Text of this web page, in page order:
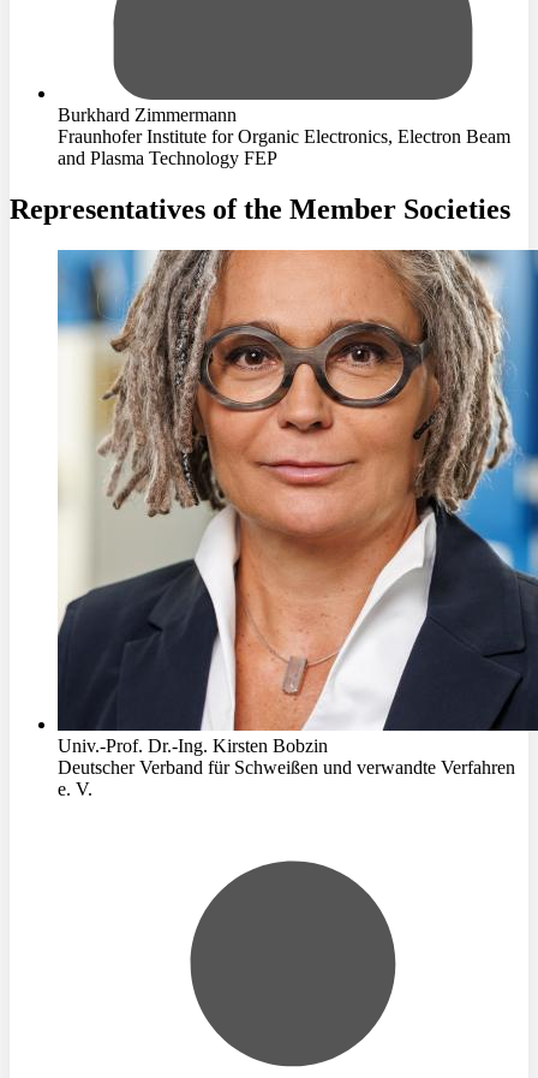
Burkhard Zimmermann
Fraunhofer Institute for Organic Electronics, Electron Beam
and Plasma Technology FEP
Representatives of the Member Societies
Univ.-Prof. Dr.-Ing. Kirsten Bobzin
Deutscher Verband für Schweißen und verwandte Verfahren
e. V.